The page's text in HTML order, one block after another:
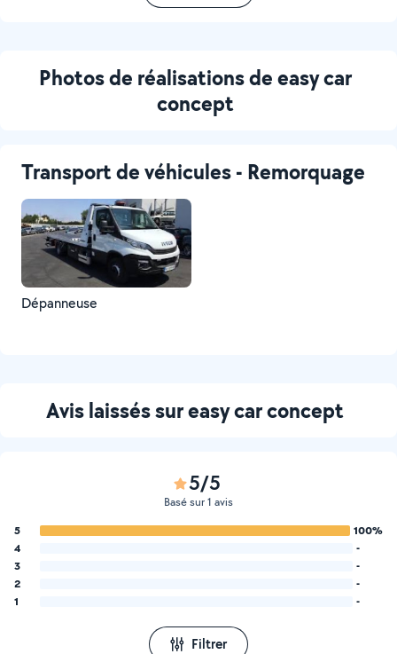
Photos de réalisations de easy car
concept
Transport de véhicules - Remorquage
Dépanneuse
Avis laissés sur easy car concept
5/5
Basé sur 1 avis
5
100%
4
-
3
-
2
-
1
-
Filtrer